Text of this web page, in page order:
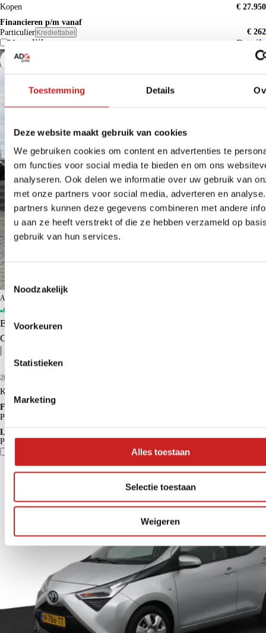
Toestemming Details
Deze website maakt gebruik van cookies
We gebruiken cookies om content en advertenties te
om functies voor social media te bieden en om ons
analyseren. Ook delen we informatie over uw gebruik van
met onze partners voor social media, adverteren en
partners kunnen deze gegevens combineren met andere
u aan ze heeft verstrekt of die ze hebben verzameld op
gebruik van hun services.
Toestemmingsselectie
Noodzakelijk
Voorkeuren
Statistieken
Marketing
Alles toestaan
Selectie toestaan
Weigeren
Kopen
€ 27.950
Financieren p/m vanaf
Particulier Krediettabel € 262
Vergelijk Details
ADG Groningen BYD
Op voorraad
BYD ATTO 3
Comfort 60 kWh | BYD Dealer | FABRIEKSGARANTIE | PANO
| 360° | ADAPTIVE | STOELVERWARMING
2023
Kopen
Financieren p/m vanaf
Particulier
Lease p/m vanaf
Particulier